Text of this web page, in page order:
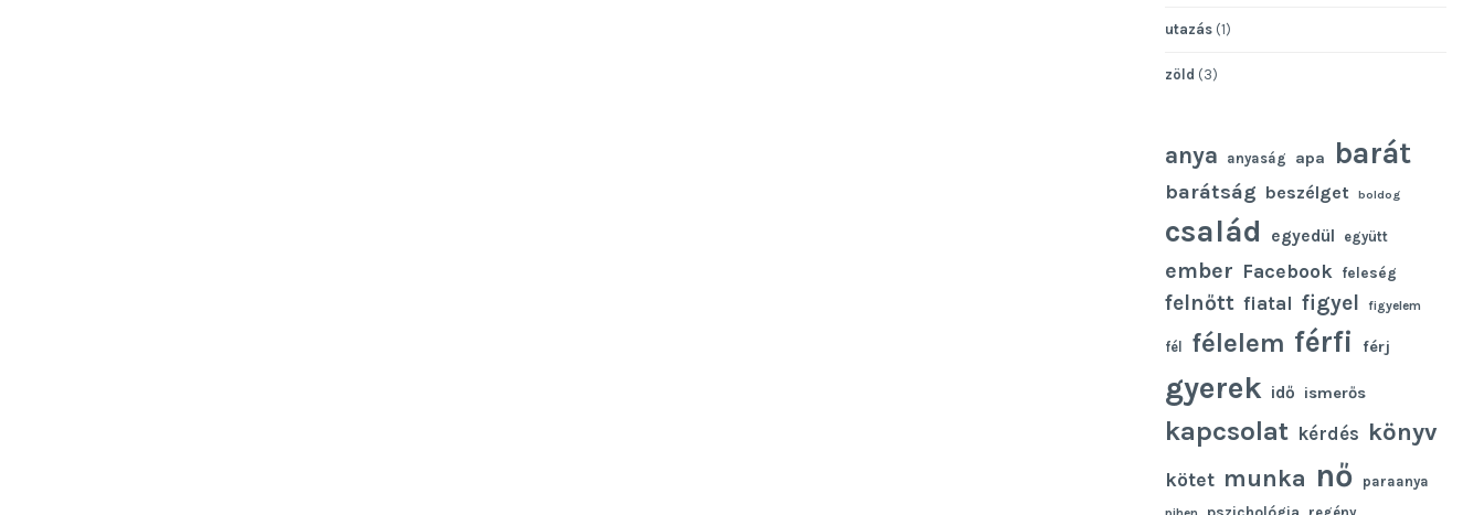
utazás (1)
zöld (3)
anya anyaság apa barát
barátság beszélget boldog
család egyedül együtt
ember Facebook feleség
felnőtt fiatal figyel figyelem
fél félelem férfi férj
gyerek idő ismerős
kapcsolat kérdés könyv
kötet munka nő paraanya
pszichológia regény